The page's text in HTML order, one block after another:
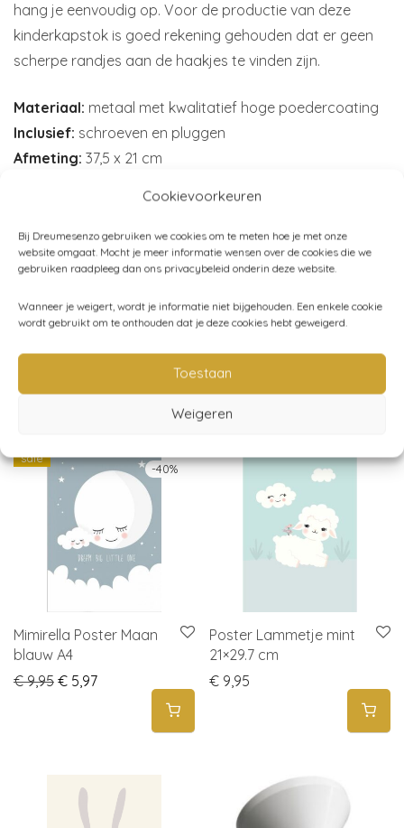
Cookievoorkeuren
Bij Dreumesenzo gebruiken we cookies om te meten hoe je met onze
website omgaat. Mocht je meer informatie wensen over de cookies die we
gebruiken raadpleeg dan ons privacybeleid onderin deze website.
Wanneer je weigert, wordt je informatie niet bijgehouden. Een enkele cookie
wordt gebruikt om te onthouden dat je deze cookies hebt geweigerd.
Toestaan
Weigeren
hang je eenvoudig op. Voor de productie van deze
kinderkapstok is goed rekening gehouden dat er geen
scherpe randjes aan de haakjes te vinden zijn.
Materiaal: metaal met kwalitatief hoge poedercoating
Inclusief: schroeven en pluggen
Afmeting: 37,5 x 21 cm
Artikelnummer:1120010
of Kids,Wanddecoratie, Kinderkapstokjes
Gerelateerde producten
-40%
sale
Mimirella Poster Maan
blauw A4
€9,95 Original price was: € 9,95.
€ 5,97Current price is: € 5,97.
Poster Lammetje mint
21×29.7 cm
€ 9,95